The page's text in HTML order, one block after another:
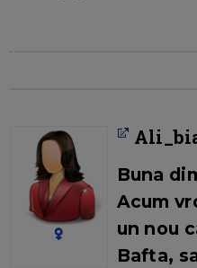
Buna
Acum
un nou
Bafta,